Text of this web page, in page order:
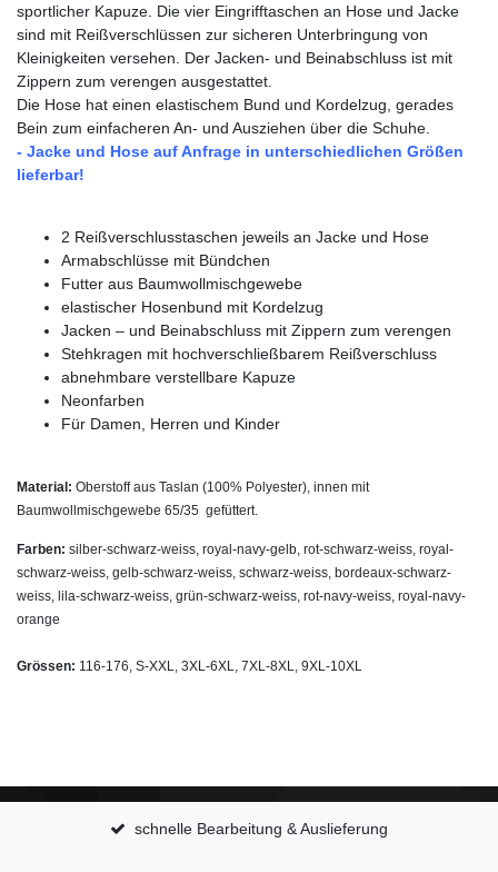
sportlicher Kapuze. Die vier Eingrifftaschen an Hose und Jacke
sind mit Reißverschlüssen zur sicheren Unterbringung von
Kleinigkeiten versehen. Der Jacken- und Beinabschluss ist mit
Zippern zum verengen ausgestattet.
Die Hose hat einen elastischem Bund und Kordelzug, gerades
Bein zum einfacheren An- und Ausziehen über die Schuhe.
- Jacke und Hose auf Anfrage in unterschiedlichen Größen
lieferbar!
2 Reißverschlusstaschen jeweils an Jacke und Hose
Armabschlüsse mit Bündchen
Futter aus Baumwollmischgewebe
elastischer Hosenbund mit Kordelzug
Jacken – und Beinabschluss mit Zippern zum verengen
Stehkragen mit hochverschließbarem Reißverschluss
abnehmbare verstellbare Kapuze
Neonfarben
Für Damen, Herren und Kinder
Material: Oberstoff aus Taslan (100% Polyester), innen mit
Baumwollmischgewebe 65/35 gefüttert.
Farben: silber-schwarz-weiss, royal-navy-gelb, rot-schwarz-weiss, royal-
schwarz-weiss, gelb-schwarz-weiss, schwarz-weiss, bordeaux-schwarz-
weiss, lila-schwarz-weiss, grün-schwarz-weiss, rot-navy-weiss, royal-navy-
orange
Grössen: 116-176, S-XXL, 3XL-6XL, 7XL-8XL, 9XL-10XL
schnelle Bearbeitung & Auslieferung